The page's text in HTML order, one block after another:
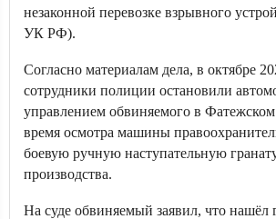
незаконной перевозке взрывного
УК РФ).
Согласно материалам дела, в октябре
сотрудники полиции остановили
управлением обвиняемого в
время осмотра машины
боевую ручную наступательную
производства.
На суде обвиняемый заявил, что нашёл